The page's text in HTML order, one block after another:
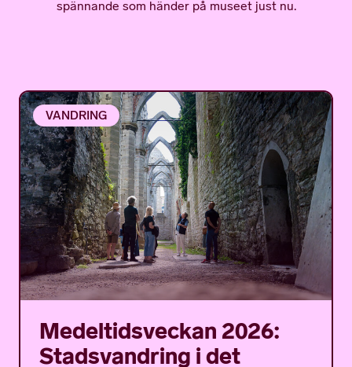
spännande som händer på museet just nu.
VANDRING
Medeltidsveckan 2026:
Stadsvandring i det